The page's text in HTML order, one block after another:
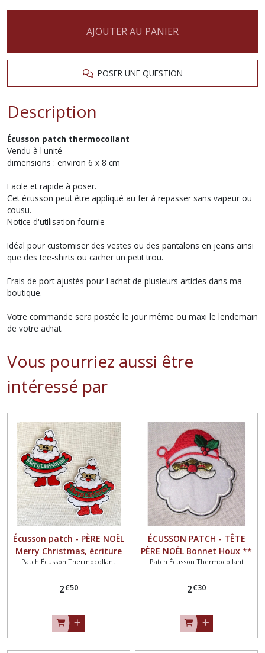
AJOUTER AU PANIER
POSER UNE QUESTION
Description
Écusson patch thermocollant
Vendu à l'unité
dimensions : environ 6 x 8 cm
Facile et rapide à poser.
Cet écusson peut être appliqué au fer à repasser sans vapeur ou
cousu.
Notice d'utilisation fournie
Idéal pour customiser des vestes ou des pantalons en jeans ainsi
que des tee-shirts ou cacher un petit trou.
Frais de port ajustés pour l'achat de plusieurs articles dans ma
boutique.
Votre commande sera postée le jour même ou maxi le lendemain
de votre achat.
Vous pourriez aussi être
intéressé par
Écusson patch - PÈRE NOËL
Merry Christmas, écriture
rouge ou blanche ** 7 x 8
thermocollante - Applique
Patch Écusson Thermocollant
2€50
ÉCUSSON PATCH - TÊTE
PÈRE NOËL Bonnet Houx **
6 x 7 cm ** Applique brodée
à repasser
Patch Écusson Thermocollant
2€30